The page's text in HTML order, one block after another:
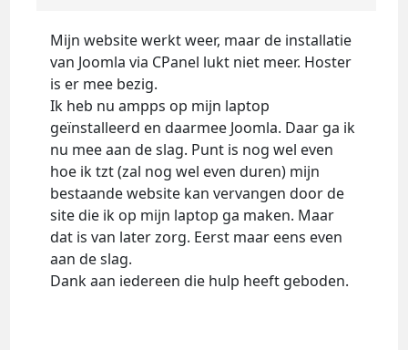
Mijn website werkt weer, maar de installatie
van Joomla via CPanel lukt niet meer. Hoster
is er mee bezig.
Ik heb nu ampps op mijn laptop
geïnstalleerd en daarmee Joomla. Daar ga ik
nu mee aan de slag. Punt is nog wel even
hoe ik tzt (zal nog wel even duren) mijn
bestaande website kan vervangen door de
site die ik op mijn laptop ga maken. Maar
dat is van later zorg. Eerst maar eens even
aan de slag.
Dank aan iedereen die hulp heeft geboden.